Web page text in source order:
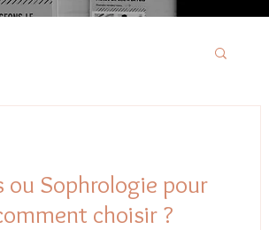
ou Sophrologie pour
choisir ?